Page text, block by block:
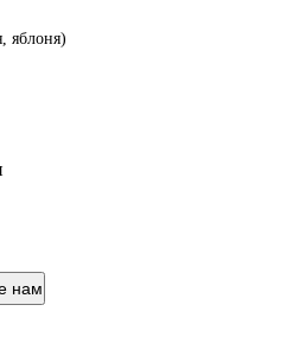
яблоня)
нам